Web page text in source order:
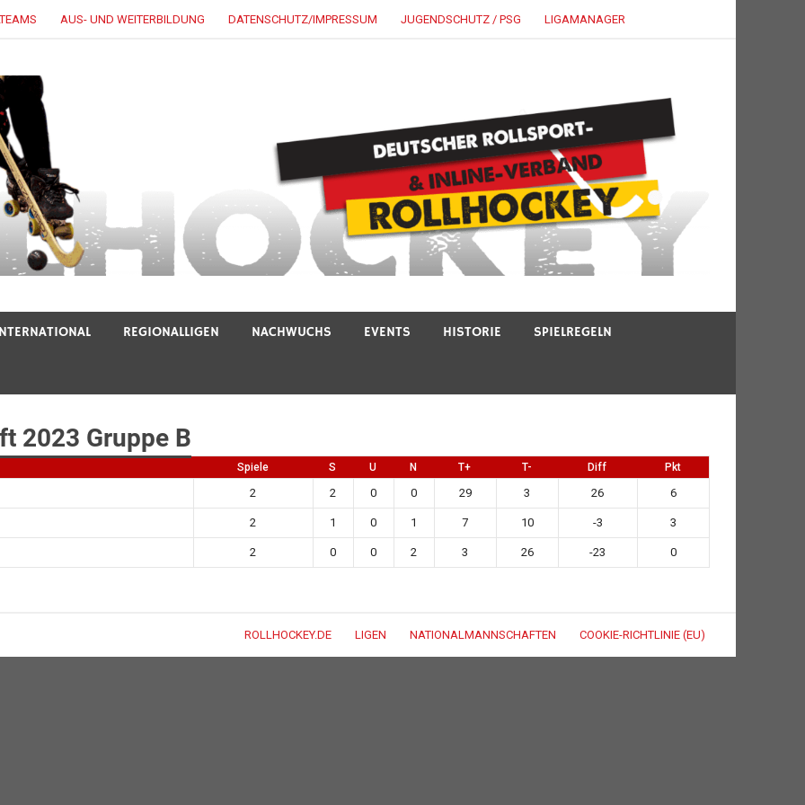
AUS- UND WEITERBILDUNG DATENSCHUTZ/IMPRESSUM JUGENDSCHUTZ / PSG LIGAMANAGER
REGIONALLIGEN NACHWUCHS EVENTS HISTORIE SPIELREGELN
2023 Gruppe B
Spiele S U N T+ T- Diff Pkt
2 2 0 0 29 3 26 6
2 1 0 1 7 10 -3 3
2 0 0 2 3 26 -23 0
ROLLHOCKEY.DE LIGEN NATIONALMANNSCHAFTEN COOKIE-RICHTLINIE (EU)